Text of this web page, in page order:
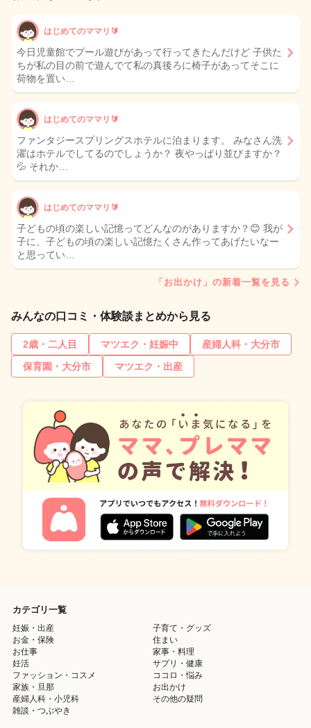
はじめてのママリ🔰
今日児童館でプール遊びがあって行ってきたんだけど 子供た
ちが私の目の前で遊んでて私の真後ろに椅子があってそこに
荷物を置い…
はじめてのママリ🔰
ファンタジースプリングスホテルに泊まります。 みなさん洗
濯はホテルでしてるのでしょうか？ 夜やっぱり並びますか？
💦 それか…
はじめてのママリ🔰
子どもの頃の楽しい記憶ってどんなのがありますか？😊 我が
子に、子どもの頃の楽しい記憶たくさん作ってあげたいなー
と思ってい…
「お出かけ」の新着一覧を見る
みんなの口コミ・体験談まとめから見る
2歳・二人目 マツエク・妊娠中
産婦人科・大分市
保育園・大分市
マツエク・出産
カテゴリ一覧
妊娠・出産
子育て・グッズ
お金・保険
住まい
お仕事
家事・料理
妊活
サプリ・健康
ファッション・コスメ
ココロ・悩み
家族・旦那
お出かけ
産婦人科・小児科
その他の疑問
雑談・つぶやき